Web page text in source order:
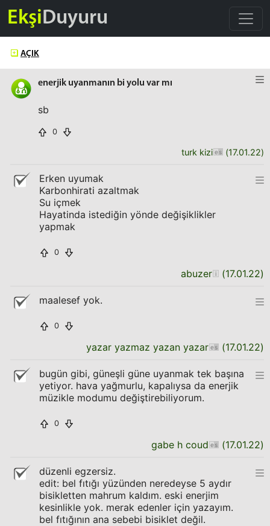
EkşiDuyuru
AÇIK
enerjik uyanmanın bi yolu var mı
sb
0
turk kizi (17.01.22)
Erken uyumak
Karbonhirati azaltmak
Su içmek
Hayatinda istediğin yönde değişiklikler
yapmak
0
abuzer (17.01.22)
maalesef yok.
0
yazar yazmaz yazan yazar (17.01.22)
bugün gibi, güneşli güne uyanmak tek başına
yetiyor. hava yağmurlu, kapalıysa da enerjik
müzikle modumu değiştirebiliyorum.
0
gabe h coud (17.01.22)
düzenli egzersiz.
edit: bel fıtığı yüzünden neredeyse 5 aydır
bisikletten mahrum kaldım. eski enerjim
kesinlikle yok. merak edenler için yazayım.
bel fıtığının ana sebebi bisiklet değil.